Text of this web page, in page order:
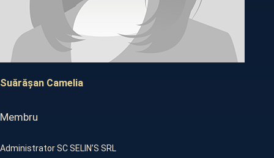
Suărășan Camelia
Membru
Administrator SC SELIN’S SRL